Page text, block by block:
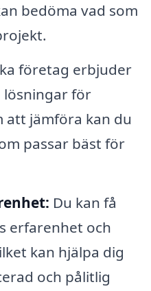
bedöma vad som
företag erbjuder
lösningar för
att jämföra kan du
passar bäst för
Du kan få
erfarenhet och
kan hjälpa dig
och pålitlig